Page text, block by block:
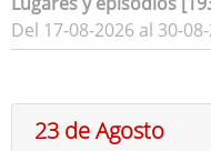
Del 17-08-2026 al 30-
23 de Agosto